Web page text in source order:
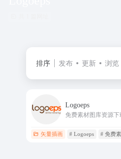
排序 发布 更新 浏览
Logoeps
免费素材图库资源下
矢量插画 # Logoeps # 免费